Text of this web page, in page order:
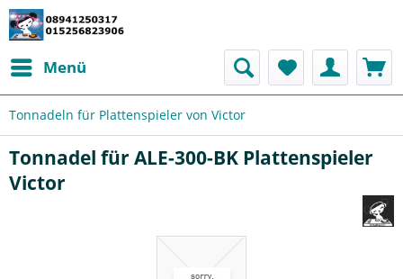
Menü
Tonnadeln für Plattenspieler von Victor
Tonnadel für ALE-300-BK Plattenspieler
Victor